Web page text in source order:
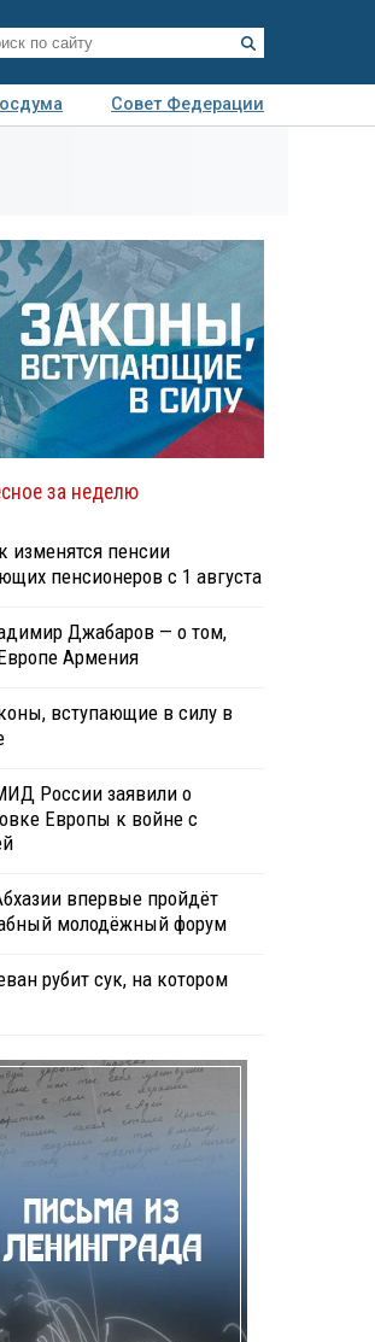
Совет Федерации
за неделю
изменятся пенсии
пенсионеров с 1 августа
Джабаров — о том,
Армения
вступающие в силу в
России заявили о
Европы к войне с
впервые пройдёт
молодёжный форум
рубит сук, на котором